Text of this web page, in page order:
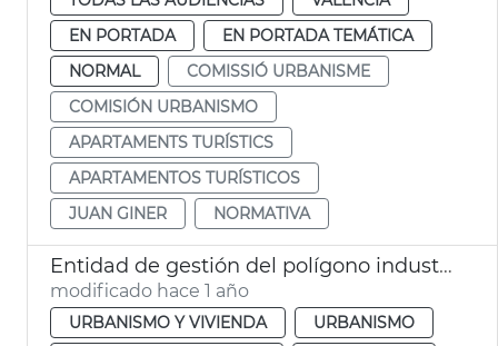
EN PORTADA
EN PORTADA TEMÁTICA
NORMAL
COMISSIÓ URBANISME
COMISIÓN URBANISMO
APARTAMENTS TURÍSTICS
APARTAMENTOS TURÍSTICOS
JUAN GINER
NORMATIVA
Entidad de gestión del polígono industrial del Forn d'Alcedo
modificado hace 1 año
URBANISMO Y VIVIENDA
URBANISMO